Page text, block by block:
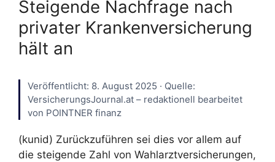
Steigende Nachfrage nach
privater Krankenversicherung
hält an
Veröffentlicht: 8. August 2025 · Quelle:
VersicherungsJournal.at – redaktionell bearbeitet
von POINTNER finanz
(kunid) Zurückzuführen sei dies vor allem auf
die steigende Zahl von Wahlarztversicherungen,